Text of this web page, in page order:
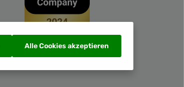
Alle Cookies akzeptieren